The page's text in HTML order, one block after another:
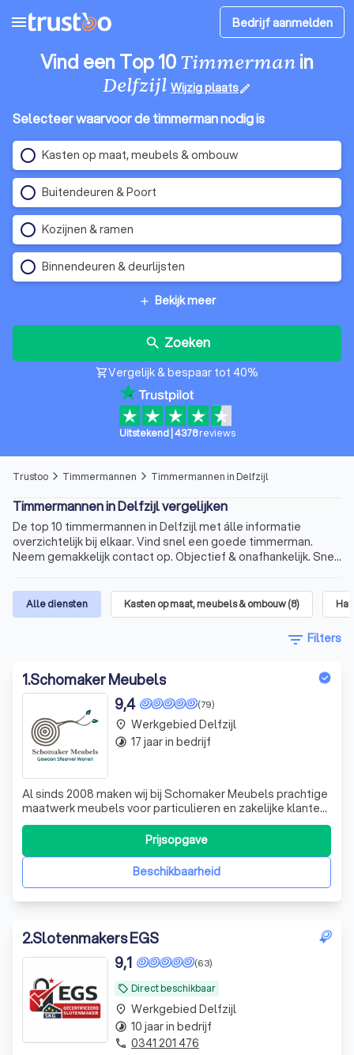
menu Bedrijf aanmelden
Vind een Top 10Timmermanin
Delfzijl Wijzig plaatsedit
Selecteer waarvoor de timmerman nodig is
Kasten op maat, meubels & ombouw
Buitendeuren & Poort
Kozijnen & ramen
Binnendeuren & deurlijsten
add Bekijk meer
search Zoeken
shopping_cartVergelijk & bespaar tot 40%
Uitstekend| 4378 reviews
Trustoo arrow_forward_ios Timmermannen arrow_forward_ios Timmermannen in Delfzijl
Timmermannen in Delfzijl vergelijken
De top 10 timmermannen in Delfzijl met álle informatie
overzichtelijk bij elkaar. Vind snel een goede timmerman.
Neem gemakkelijk contact op. Objectief & onafhankelijk. Snel
Alle diensten Kasten op maat, meubels & ombouw(8)
filter_list Filters
1.Schomaker Meubels
(79)
9,4
Al sinds 2008 maken wij bij Schomaker Meubels prachtige
maatwerk meubels voor particulieren en zakelijke klanten
in Nederland en België. Doordat wij de meubels
binnenshuis maken kunnen wij extra aandacht besteden
aan een goede droging en kwaliteit van het hout en een
hoogwaardige afwerking. Wat k
Beschikbaarheid
Prijsopgave
place Werkgebied Delfzijl
timelapse 17 jaar in bedrijf
2.Slotenmakers EGS
local_offer Direct beschikbaar
(63)
9,1
place Werkgebied Delfzijl
timelapse 10 jaar in bedrijf
phone 0341 201 476